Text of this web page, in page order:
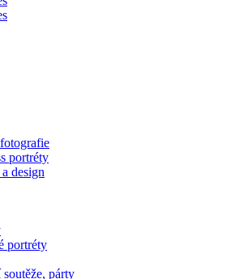
portréty
design
portréty
soutěže, párty